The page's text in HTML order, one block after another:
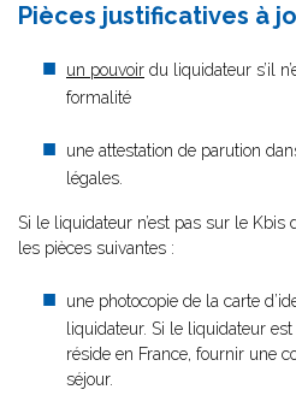
Pièces justificatives à
un pouvoir du liquidateur s’il
formalité
une attestation de parution
légales.
Si le liquidateur n’est pas sur le Kbis
les pièces suivantes :
une photocopie de la carte
liquidateur. Si le liquidateur
réside en France, fournir une
séjour.